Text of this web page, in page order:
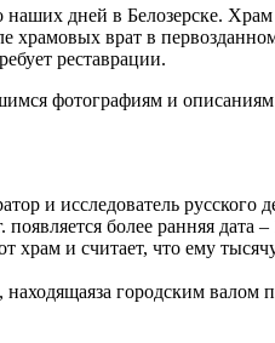
дней в Белозерске. Храм
храмовых врат в
реставрации.
фотографиям и
и исследователь русского
более ранняя дата
и считает, что ему
городским валом